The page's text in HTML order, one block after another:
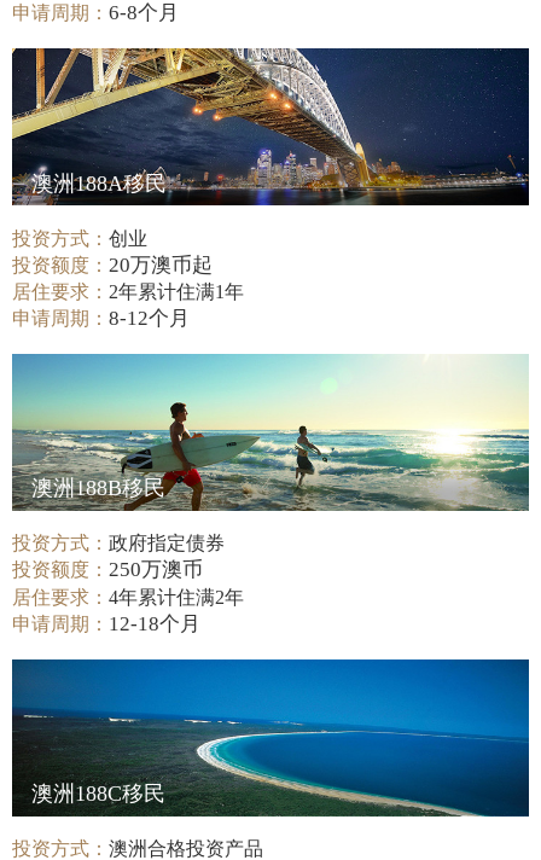
申请周期：6-8个月
澳洲188A移民
投资方式：创业
投资额度： 20万澳币起
居住要求： 2年累计住满1年
申请周期：8-12个月
澳洲188B移民
投资方式：政府指定债券
投资额度： 250万澳币
居住要求：4年累计住满2年
申请周期： 12-18个月
澳洲188C移民
投资方式：澳洲合格投资产品